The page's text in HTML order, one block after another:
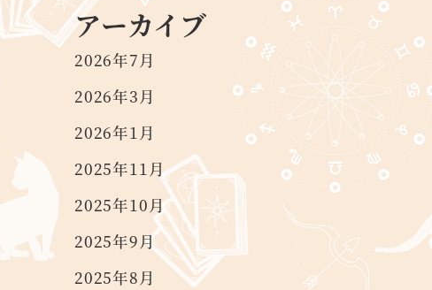
アーカイブ
2026年7月
2026年3月
2026年1月
2025年11月
2025年10月
2025年9月
2025年8月